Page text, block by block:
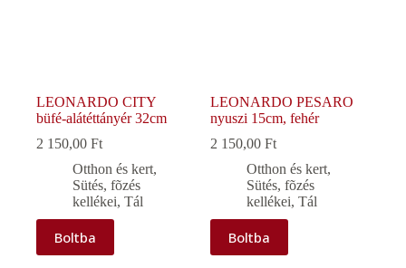
LEONARDO CITY
büfé-alátéttányér 32cm
2 150,00 Ft
Otthon és kert,
Sütés, fõzés
kellékei, Tál
Boltba
LEONARDO PESARO
nyuszi 15cm, fehér
2 150,00Ft
Otthon és kert,
Sütés, fõzés
kellékei,Tál
Boltba